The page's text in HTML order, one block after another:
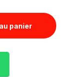
panier